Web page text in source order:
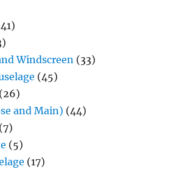
Windscreen (33)
(45)
(26)
and Main) (44)
(7)
(5)
(17)